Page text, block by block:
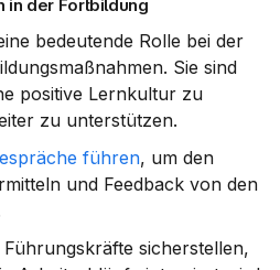
in der Fortbildung
bedeutende Rolle bei der
Sie sind
positive Lernkultur zu
zu unterstützen.
führen, um den
und Feedback von den
sicherstellen,